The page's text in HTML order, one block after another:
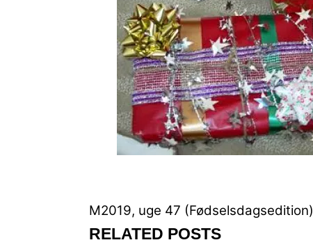
M2019, uge 47 (Fødselsdagsedition)
RELATED POSTS